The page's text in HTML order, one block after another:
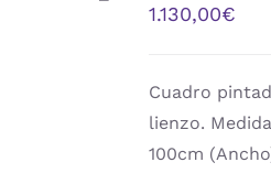
1.130,00€
Cuadro
lienzo.
100cm